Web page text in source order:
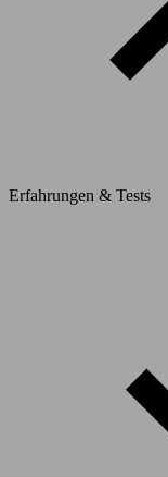
Erfahrungen & Tests